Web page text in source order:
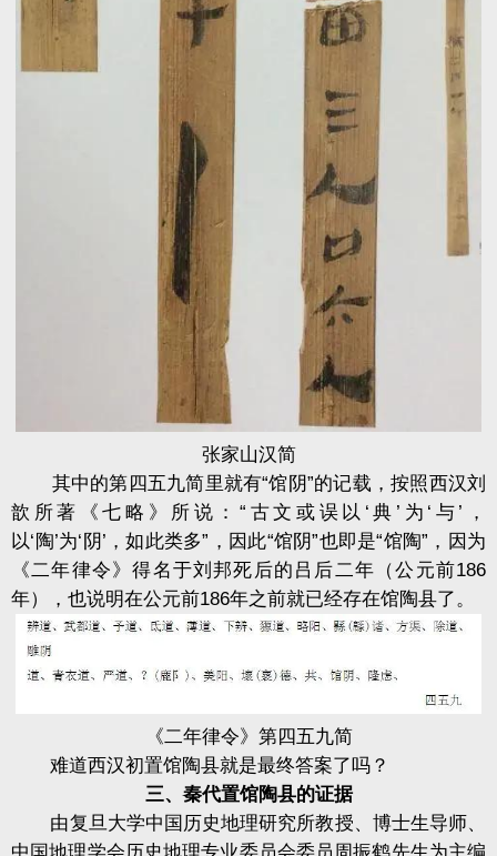
张家山汉简
其中的第四五九简里就有“馆阴”的记载，按照西汉刘
歆所著《七略》所说：“古文或误以‘典’为‘与’，
以‘陶’为‘阴’，如此类多”，因此“馆阴”也即是“馆陶”，因为
《二年律令》得名于刘邦死后的吕后二年（公元前186
年），也说明在公元前186年之前就已经存在馆陶县了。
《二年律令》第四五九简
难道西汉初置馆陶县就是最终答案了吗？
三、秦代置馆陶县的证据
由复旦大学中国历史地理研究所教授、博士生导师、